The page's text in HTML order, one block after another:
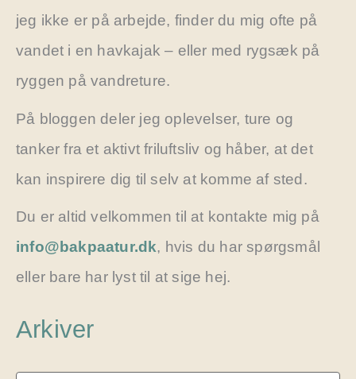
jeg ikke er på arbejde, finder du mig ofte på
vandet i en havkajak – eller med rygsæk på
ryggen på vandreture.
På bloggen deler jeg oplevelser, ture og
tanker fra et aktivt friluftsliv og håber, at det
kan inspirere dig til selv at komme af sted.
Du er altid velkommen til at kontakte mig på
info@bakpaatur.dk, hvis du har spørgsmål
eller bare har lyst til at sige hej.
Arkiver